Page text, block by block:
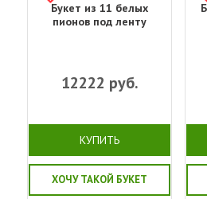
Букет из 11 белых
пионов под ленту
12222 руб.
КУПИТЬ
ХОЧУ ТАКОЙ БУКЕТ